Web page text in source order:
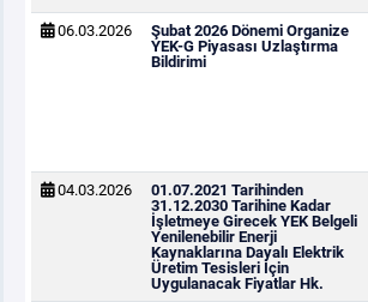
06.03.2026
Şubat 2026 Dönemi Organize
YEK-G Piyasası Uzlaştırma
Bildirimi
04.03.2026
01.07.2021 Tarihinden
31.12.2030 Tarihine Kadar
İşletmeye Girecek YEK Belgeli
Yenilenebilir Enerji
Kaynaklarına Dayalı Elektrik
Üretim Tesisleri İçin
Uygulanacak Fiyatlar Hk.